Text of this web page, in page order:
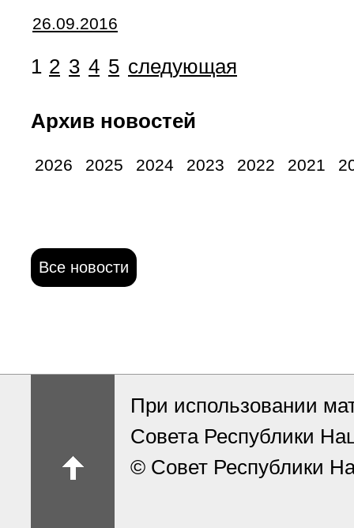
26.09.2016
1 2 3 4 5 следующая
Архив новостей
2026 2025 2024 2023 2022 2021
Все новости
При использовании
Совета Республики
© Совет Республики